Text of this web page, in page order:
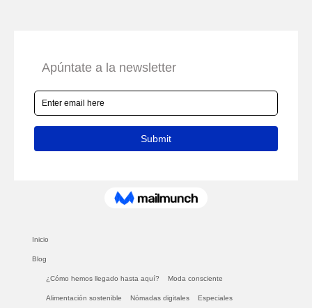
Inicio
Blog
¿Cómo hemos llegado hasta aquí? Moda consciente
Alimentación sostenible Nómadas digitales Especiales